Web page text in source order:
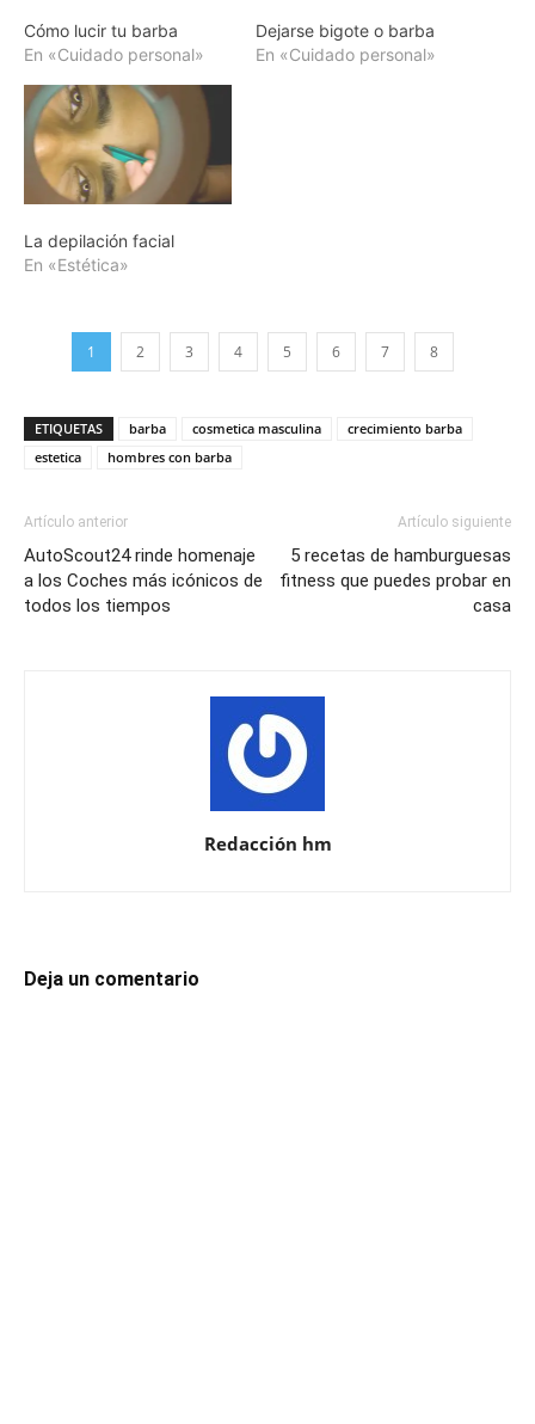
Cómo lucir tu barba
En «Cuidado personal»
Dejarse bigote o barba
En «Cuidado personal»
La depilación facial
En «Estética»
1 2 3 4 5 6 7 8
ETIQUETAS barba cosmetica masculina
crecimiento barba
estetica
hombres con barba
Artículo anterior
AutoScout24 rinde homenaje
a los Coches más icónicos de
todos los tiempos
Artículo siguiente
5 recetas de hamburguesas
fitness que puedes probar en
casa
Redacción hm
Deja un comentario